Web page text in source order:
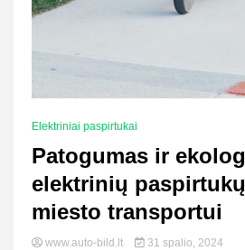
Elektriniai paspirtukai
Patogumas ir
elektrinių
miesto transportui
www.auto-bild.lt 31 spalio, 2024